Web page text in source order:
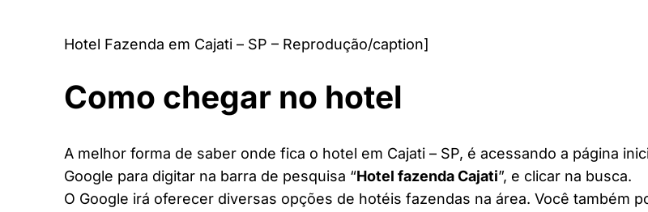
Hotel Fazenda em Cajati – SP – Reprodução/caption]
Como chegar no hotel
A melhor forma de saber onde fica o hotel em Cajati – SP, é acessando a página
Google para digitar na barra de pesquisa “Hotel fazenda Cajati”, e clicar na busca.
O Google irá oferecer diversas opções de hotéis fazendas na área. Você também